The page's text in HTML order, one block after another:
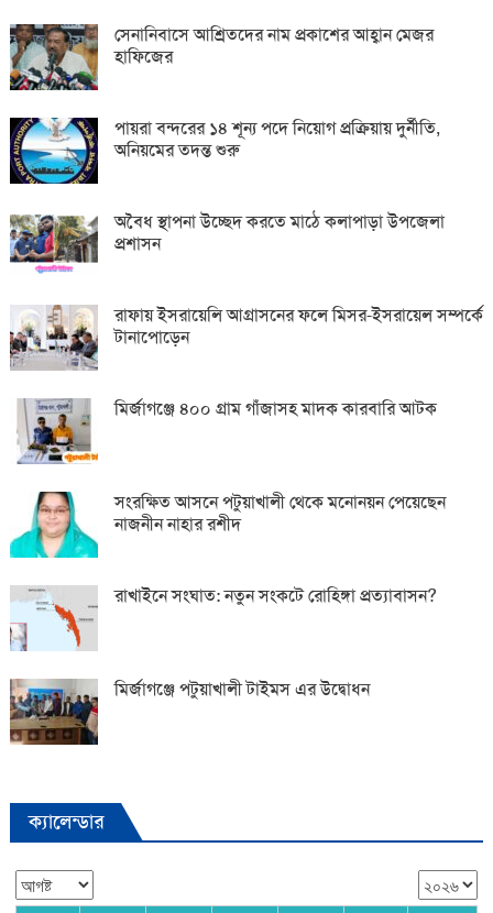
সেনানিবাসে আশ্রিতদের নাম প্রকাশের আহ্বান মেজর
হাফিজের
পায়রা বন্দরের ১৪ শূন্য পদে নিয়োগ প্রক্রিয়ায় দুর্নীতি,
অনিয়মের তদন্ত শুরু
অবৈধ স্থাপনা উচ্ছেদ করতে মাঠে কলাপাড়া উপজেলা
প্রশাসন
রাফায় ইসরায়েলি আগ্রাসনের ফলে মিসর-ইসরায়েল সম্পর্কে
টানাপোড়েন
মির্জাগঞ্জে ৪০০ গ্রাম গাঁজাসহ মাদক কারবারি আটক
সংরক্ষিত আসনে পটুয়াখালী থেকে মনোনয়ন পেয়েছেন
নাজনীন নাহার রশীদ
রাখাইনে সংঘাত: নতুন সংকটে রোহিঙ্গা প্রত্যাবাসন?
মির্জাগঞ্জে পটুয়াখালী টাইমস এর উদ্বোধন
ক্যালেন্ডার